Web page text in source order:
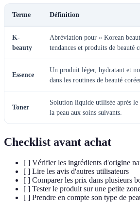
Terme Définition
K-
beauty
Abréviation pour « Korean
tendances et produits de beauté
Essence
Un produit léger, hydratant et
dans les routines de beauté
Toner
Solution liquide utilisée après le
la peau aux soins suivants.
Checklist avant achat
[ ] Vérifier les ingrédients d'origine
[ ] Lire les avis d'autres utilisateurs
[ ] Comparer les prix dans plusieurs
[ ] Tester le produit sur une petite
[ ] Prendre en compte son type de